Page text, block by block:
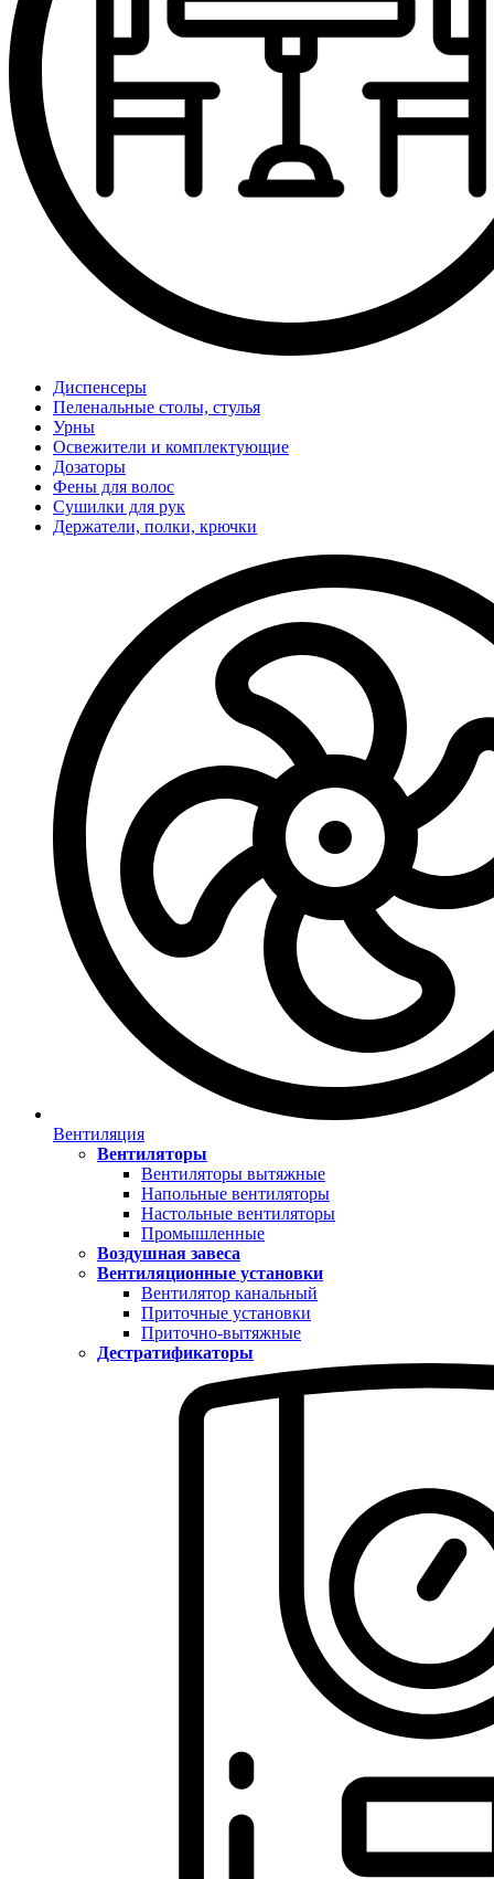
Диспенсеры
Пеленальные столы, стулья
Урны
Освежители и комплектующие
Дозаторы
Фены для волос
Сушилки для рук
Держатели, полки, крючки
Вентиляция
Вентиляторы
Вентиляторы вытяжные
Напольные вентиляторы
Настольные вентиляторы
Промышленные
Воздушная завеса
Вентиляционные установки
Вентилятор канальный
Приточные установки
Приточно-вытяжные
Дестратификаторы